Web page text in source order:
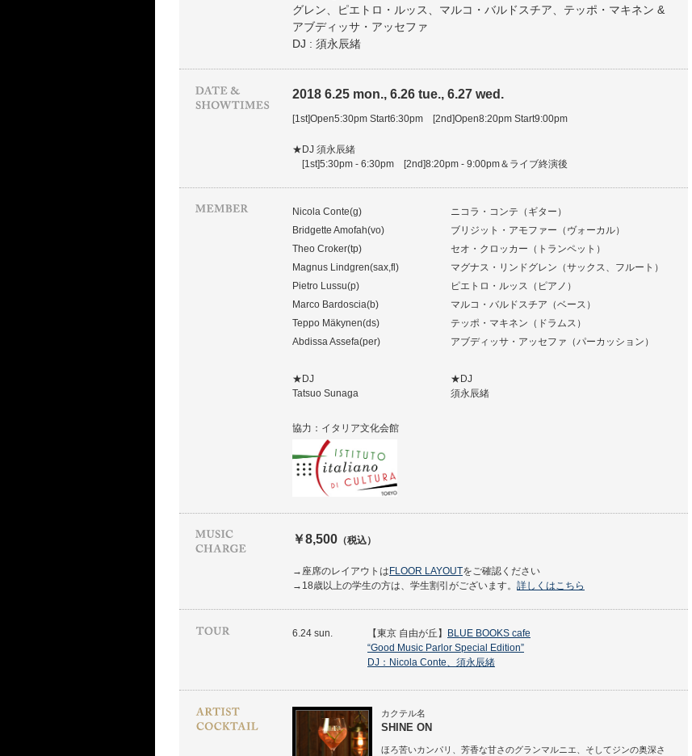
グレン、ピエトロ・ルッス、マルコ・バルドスチア、テッポ・マキネン &
アブディッサ・アッセファ
DJ : 須永辰緒
2018 6.25 mon., 6.26 tue., 6.27 wed.
[1st]Open5:30pm Start6:30pm [2nd]Open8:20pm Start9:00pm
★DJ 須永辰緒
[1st]5:30pm - 6:30pm [2nd]8:20pm - 9:00pm＆ライブ終演後
Nicola Conte(g)
ニコラ・コンテ（ギター）
Bridgette Amofah(vo)
ブリジット・アモファー（ヴォーカル）
Theo Croker(tp)
セオ・クロッカー（トランペット）
Magnus Lindgren(sax,fl)
マグナス・リンドグレン（サックス、フルート）
Pietro Lussu(p)
ピエトロ・ルッス（ピアノ）
Marco Bardoscia(b)
マルコ・バルドスチア（ベース）
Teppo Mäkynen(ds)
テッポ・マキネン（ドラムス）
Abdissa Assefa(per)
アブディッサ・アッセファ（パーカッション）
★DJ
Tatsuo Sunaga
★DJ
須永辰緒
協力：イタリア文化会館
￥8,500 （税込）
→座席のレイアウトは FLOOR LAYOUTをご確認ください
→18歳以上の学生の方は、学生割引がございます。 詳しくはこちら
6.24 sun. 【東京 自由が丘】
BLUE BOOKS cafe
“Good Music Parlor Special Edition”
DJ：Nicola Conte、須永辰緒
カクテル名
SHINE ON
ほろ苦いカンパリ、芳香な甘さのグランマルニエ、そしてジンの奥深さ